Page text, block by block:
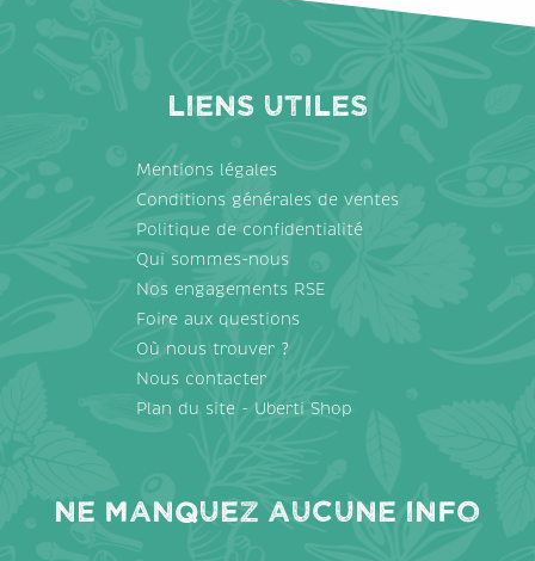
Liens utiles
Mentions légales
Conditions générales de ventes
Politique de confidentialité
Qui sommes-nous
Nos engagements RSE
Foire aux questions
Où nous trouver ?
Nous contacter
Plan du site - Uberti Shop
Ne manquez aucune info